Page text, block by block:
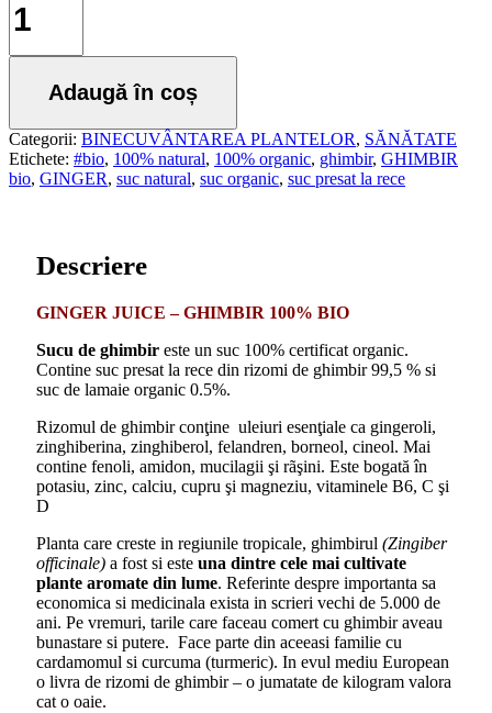
GINGER
JUICE
–
presat
la
rece
100%
Adaugă în coș
Categorii: BINECUVÂNTAREA PLANTELOR, SĂNĂTATE
Etichete: #bio, 100% natural, 100% organic, ghimbir, GHIMBIR
bio, GINGER, suc natural, suc organic, suc presat la rece
Descriere
GINGER JUICE – GHIMBIR 100% BIO
Sucu de ghimbir este un suc 100% certificat organic.
Contine suc presat la rece din rizomi de ghimbir 99,5 % si
suc de lamaie organic 0.5%.
Rizomul de ghimbir conţine uleiuri esenţiale ca gingeroli,
zinghiberina, zinghiberol, felandren, borneol, cineol. Mai
contine fenoli, amidon, mucilagii şi rãşini. Este bogată în
potasiu, zinc, calciu, cupru şi magneziu, vitaminele B6, C şi
D
Planta care creste in regiunile tropicale, ghimbirul (Zingiber
officinale) a fost si este una dintre cele mai cultivate
plante aromate din lume. Referinte despre importanta sa
economica si medicinala exista in scrieri vechi de 5.000 de
ani. Pe vremuri, tarile care faceau comert cu ghimbir aveau
bunastare si putere. Face parte din aceeasi familie cu
cardamomul si curcuma (turmeric). In evul mediu European
o livra de rizomi de ghimbir – o jumatate de kilogram valora
cat o oaie.